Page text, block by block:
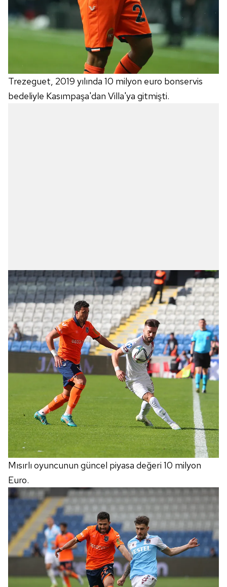
Trezeguet, 2019 yılında 10 milyon euro bonservis
bedeliyle Kasımpaşa'dan Villa'ya gitmişti.
Mısırlı oyuncunun güncel piyasa değeri 10 milyon
Euro.